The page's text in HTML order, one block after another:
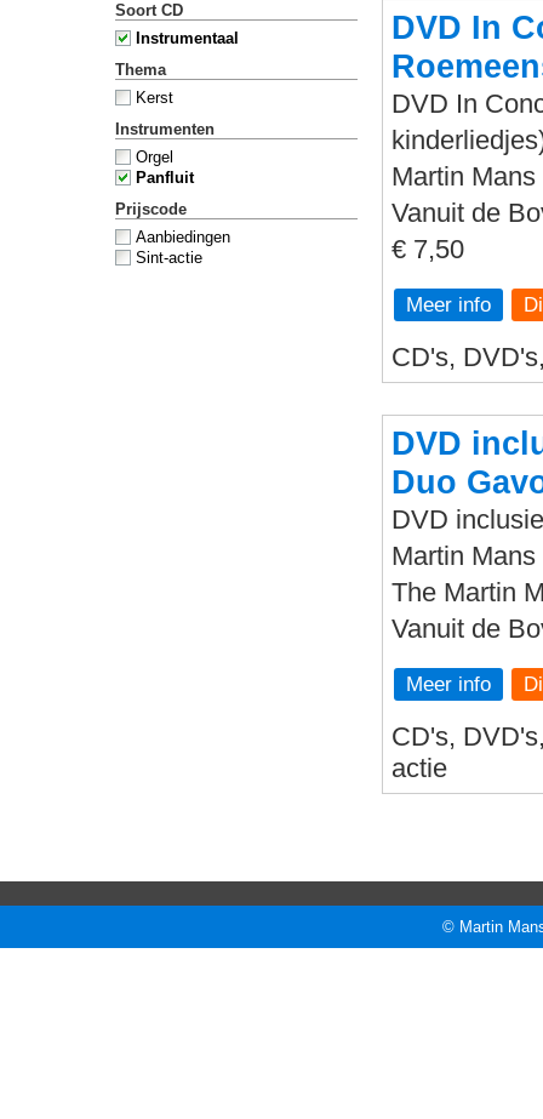
Soort CD
Instrumentaal
Thema
Kerst
Instrumenten
Orgel
Panfluit
Prijscode
Aanbiedingen
Sint-actie
DVD In
DVD In
Martin
Vanuit de
€ 7,50
Meer info
CD's,
DVD
Duo
DVD
Martin
The Martin
Vanuit de
Meer info
CD's,
actie
© Martin